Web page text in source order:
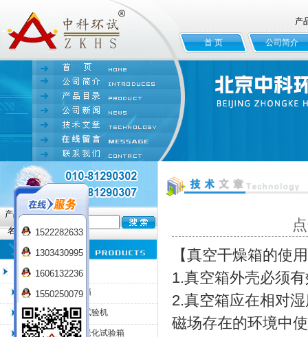
产
首 页 公司简介
产品
名:
臭氧老化试验箱
QL-100臭氧老化箱
QL-225臭氧老化试验机
QL-500动态臭氧老化试验箱
【真空干燥箱的使
1.真空箱外壳必须
2.真空箱应在相对
磁场存在的环境中
1522282633
1303430995
1606132236
1550250079